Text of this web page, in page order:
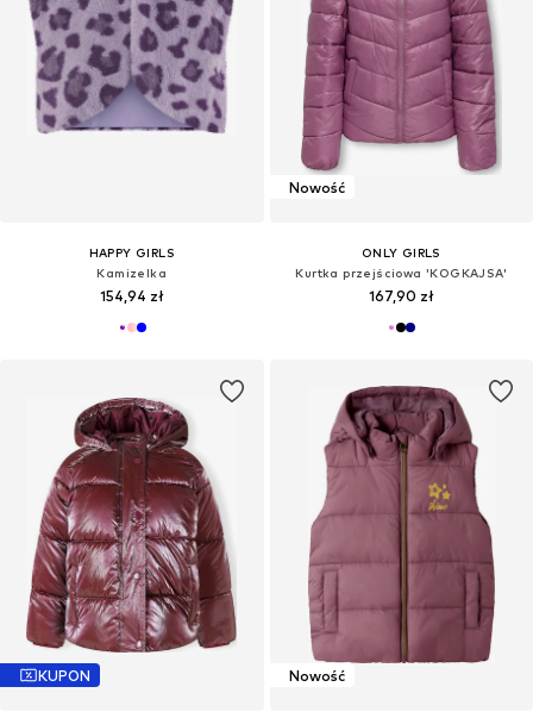
HAPPY GIRLS
Kamizelka
154,94 zł
Nowość
ONLY GIRLS
Kurtka przejściowa 'KOGKAJSA'
167,90 zł
KUPON Nowość